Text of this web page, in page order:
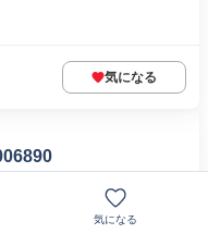
気になる
キャリアを築きません
気になる